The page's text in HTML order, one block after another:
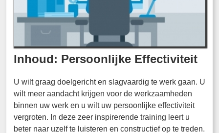
Inhoud: Persoonlijke Effectiviteit
U wilt graag doelgericht en slagvaardig te werk gaan. U
wilt meer aandacht krijgen voor de werkzaamheden
binnen uw werk en u wilt uw persoonlijke effectiviteit
vergroten. In deze zeer inspirerende training leert u
beter naar uzelf te luisteren en constructief op te treden.